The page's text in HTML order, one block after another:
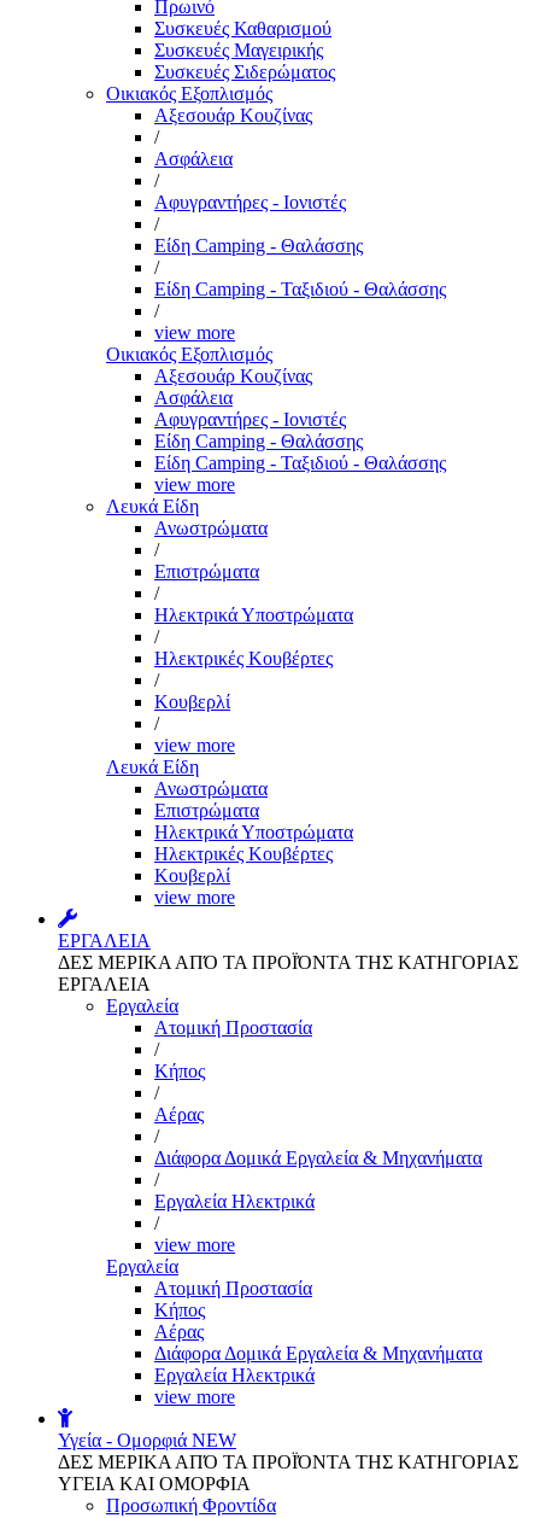
Πρωινό
Συσκευές Καθαρισμού
Συσκευές Μαγειρικής
Συσκευές Σιδερώματος
Οικιακός Εξοπλισμός
Αξεσουάρ Κουζίνας
/
Ασφάλεια
/
Αφυγραντήρες - Ιονιστές
/
Είδη Camping - Θαλάσσης
/
Είδη Camping - Ταξιδιού - Θαλάσσης
/
view more
Οικιακός Εξοπλισμός
Αξεσουάρ Κουζίνας
Ασφάλεια
Αφυγραντήρες - Ιονιστές
Είδη Camping - Θαλάσσης
Είδη Camping - Ταξιδιού - Θαλάσσης
view more
Λευκά Είδη
Ανωστρώματα
/
Επιστρώματα
/
Ηλεκτρικά Υποστρώματα
/
Ηλεκτρικές Κουβέρτες
/
Κουβερλί
/
view more
Λευκά Είδη
Ανωστρώματα
Επιστρώματα
Ηλεκτρικά Υποστρώματα
Ηλεκτρικές Κουβέρτες
Κουβερλί
view more
ΕΡΓΑΛΕΙΑ
ΔΕΣ ΜΕΡΙΚΑ ΑΠΌ ΤΑ ΠΡΟΪΌΝΤΑ ΤΗΣ ΚΑΤΗΓΟΡΙΑΣ
ΕΡΓΑΛΕΙΑ
Εργαλεία
Aτομική Προστασία
/
Kήπος
/
Αέρας
/
Διάφορα Δομικά Εργαλεία & Μηχανήματα
/
Εργαλεία Ηλεκτρικά
/
view more
Εργαλεία
Aτομική Προστασία
Kήπος
Αέρας
Διάφορα Δομικά Εργαλεία & Μηχανήματα
Εργαλεία Ηλεκτρικά
view more
Υγεία - Ομορφιά NEW
ΔΕΣ ΜΕΡΙΚΑ ΑΠΌ ΤΑ ΠΡΟΪΌΝΤΑ ΤΗΣ ΚΑΤΗΓΟΡΙΑΣ
ΥΓΕΙΑ ΚΑΙ ΟΜΟΡΦΙΑ
Προσωπική Φροντίδα